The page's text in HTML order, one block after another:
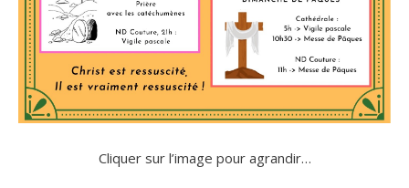
Cliquer sur l’image pour agrandir…